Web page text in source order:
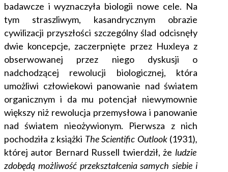
badawcze i wyznaczyła biologii nowe cele. Na
tym straszliwym, kasandrycznym obrazie
cywilizacji przyszłości szczególny ślad odcisnęły
dwie koncepcje, zaczerpnięte przez Huxleya z
obserwowanej przez niego dyskusji o
nadchodzącej rewolucji biologicznej, która
umożliwi człowiekowi panowanie nad światem
organicznym i da mu potencjał niewymownie
większy niż rewolucja przemysłowa i panowanie
nad światem nieożywionym. Pierwsza z nich
pochodziła z książki The Scientific Outlook (1931),
której autor Bernard Russell twierdził, że ludzie
zdobędą możliwość przekształcenia samych siebie i